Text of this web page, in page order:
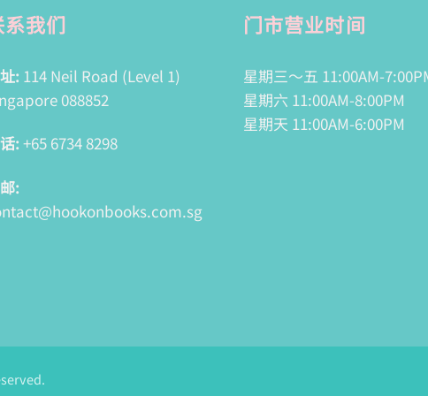
系我们
: 114 Neil Road (Level 1)
088852
: +65 6734 8298
:
门市营业时间
星期三～五 11:00AM-
星期六 11:00AM-8:00PM
星期天 11:00AM-6:00PM